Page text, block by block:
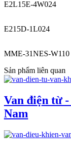
E2L15E-4W024
E215D-1L024
MME-31NES-W110
Sản phẩm liên quan
Van điện từ
Nam